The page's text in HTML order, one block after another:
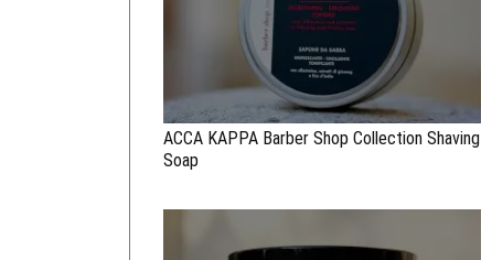
ACCA KAPPA Barber Shop Collection Shaving
Soap